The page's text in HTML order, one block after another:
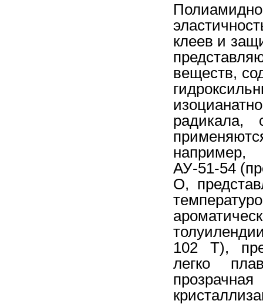
клеев и
веществ,
радикала,
например,
АУ-51-54
О,
102 Т),
легко